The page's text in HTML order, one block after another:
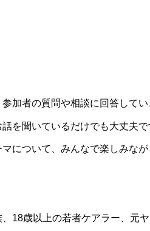
加者の質問や相談に回答してい
を聞いているだけでも大丈夫で
について、みんなで楽しみなが
18歳以上の若者ケアラー、元